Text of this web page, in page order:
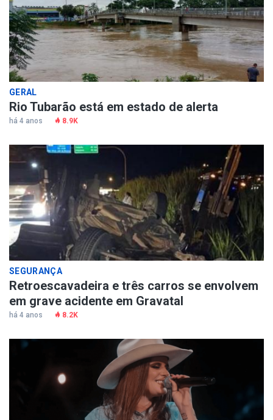
GERAL
Rio Tubarão está em estado de alerta
há 4 anos 8.9K
SEGURANÇA
Retroescavadeira e três carros se envolvem
em grave acidente em Gravatal
há 4 anos 8.2K